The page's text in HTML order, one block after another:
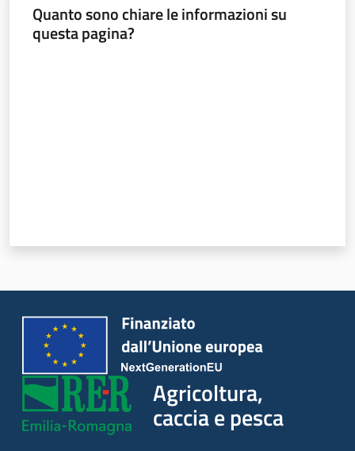
Agricoltura,
caccia e
pesca
Quanto sono chiare le informazioni su
questa pagina?
Agricoltura,
caccia e pesca